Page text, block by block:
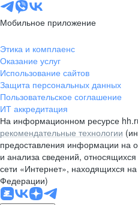
Мобильное приложение
Этика и комплаенс
Оказание услуг
Использование сайтов
Защита персональных данных
Пользовательское соглашение
ИТ аккредитация
На информационном ресурсе
рекомендательные технологии
предоставления информации на
и анализа сведений,
сети «Интернет», находящихся
Федерации)